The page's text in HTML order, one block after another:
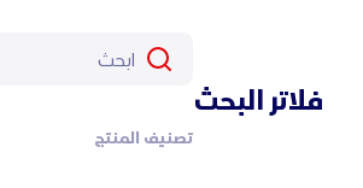
فلاتر البحث
تصنيف المنتج